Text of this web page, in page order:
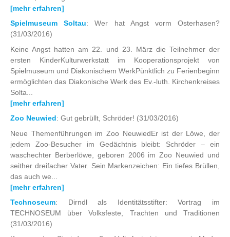
[mehr erfahren]
Spielmuseum Soltau: Wer hat Angst vorm Osterhasen?
(31/03/2016)
Keine Angst hatten am 22. und 23. März die Teilnehmer der
ersten KinderKulturwerkstatt im Kooperationsprojekt von
Spielmuseum und Diakonischem WerkPünktlich zu Ferienbeginn
ermöglichten das Diakonische Werk des Ev.-luth. Kirchenkreises
Solta...
[mehr erfahren]
Zoo Neuwied: Gut gebrüllt, Schröder! (31/03/2016)
Neue Themenführungen im Zoo NeuwiedEr ist der Löwe, der
jedem Zoo-Besucher im Gedächtnis bleibt: Schröder – ein
waschechter Berberlöwe, geboren 2006 im Zoo Neuwied und
seither dreifacher Vater. Sein Markenzeichen: Ein tiefes Brüllen,
das auch we...
[mehr erfahren]
Technoseum: Dirndl als Identitätsstifter: Vortrag im
TECHNOSEUM über Volksfeste, Trachten und Traditionen
(31/03/2016)